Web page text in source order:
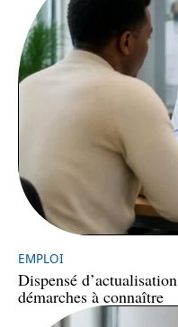
EMPLOI
Dispensé
démarches à connaître